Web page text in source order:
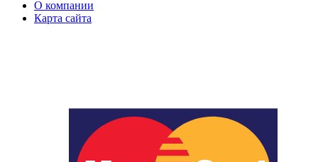
О компании
Карта сайта